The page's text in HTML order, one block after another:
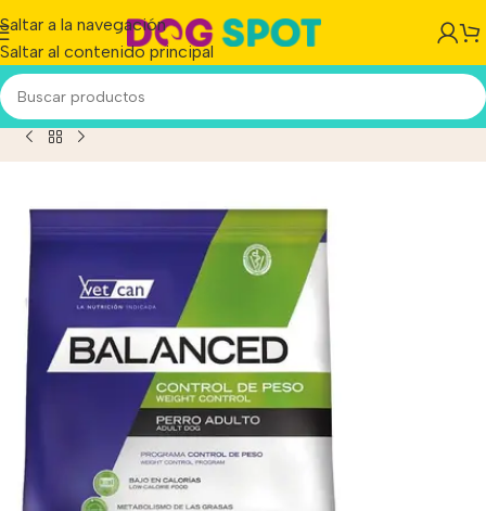
Saltar a la navegación
Saltar al contenido principal
/ Vitalcan Balanced Control De Peso Perro Adulto x 20 kg